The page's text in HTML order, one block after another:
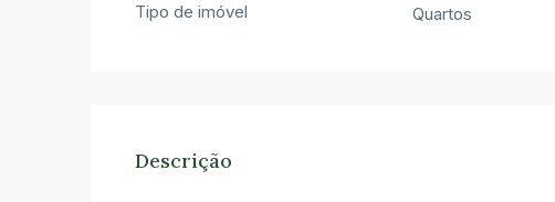
Tipo de imóvel Quartos
Descrição